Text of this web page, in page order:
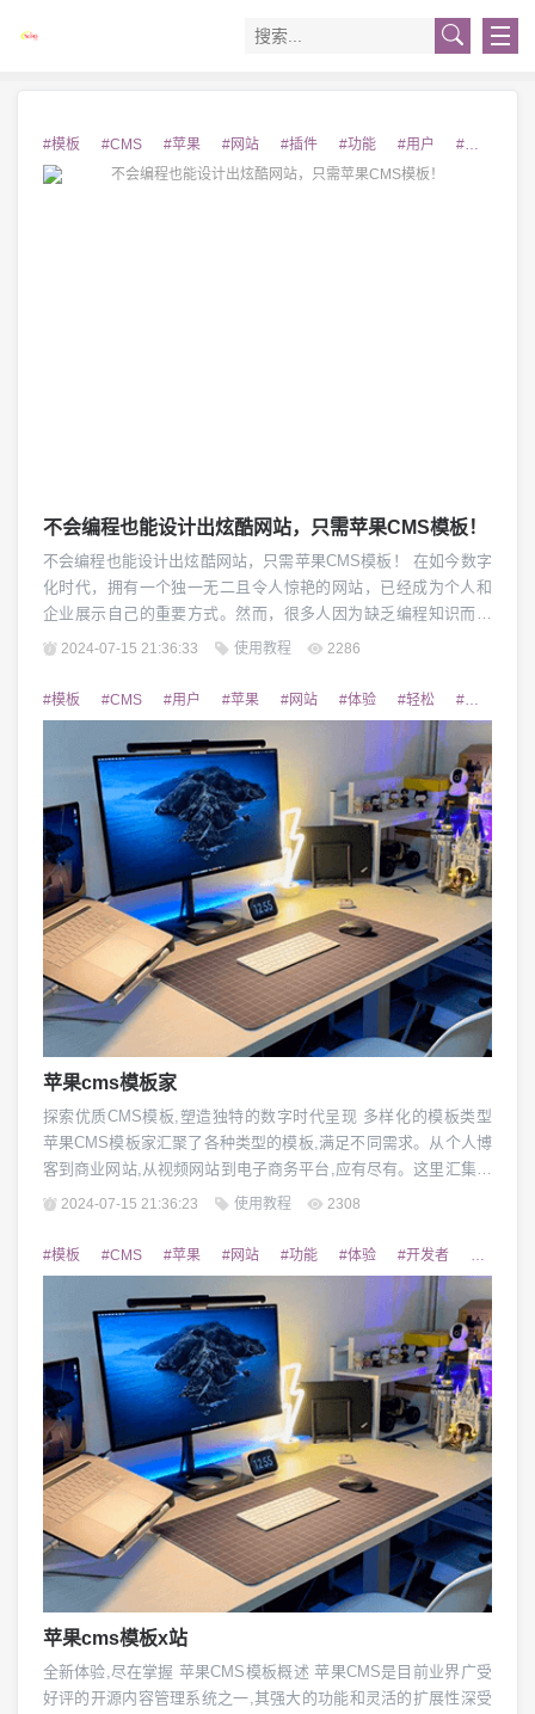
#模板 #CMS #苹果 #网站 #插件 #功能 #用户 #设计
不会编程也能设计出炫酷网站，只需苹果CMS模板！
不会编程也能设计出炫酷网站，只需苹果CMS模板！ 在如今数字
化时代，拥有一个独一无二且令人惊艳的网站，已经成为个人和
企业展示自己的重要方式。然而，很多人因为缺乏编程知识而无
法实现这一目标。好消息是，现在有了苹果CMS模板，不会编程
果CMS模板是一种专业的网站建设工具，它提供了丰富的模块和
模板，方便用户快速搭建个性化的...
2024-07-15 21:36:33 使用教程 2286
#模板 #CMS #用户 #苹果 #网站 #体验 #轻松 #优质
苹果cms模板家
探索优质CMS模板,塑造独特的数字时代呈现 多样化的模板类型
苹果CMS模板家汇聚了各种类型的模板,满足不同需求。从个人博
客到商业网站,从视频网站到电子商务平台,应有尽有。这里汇集了
专业设计师倾心打造的优质作品,为用户提供一站式选择。无论是
想的模板。 卓越的视觉设计 苹果CMS模板家的模板设计秉承着专
业与美感的理念。每一款...
2024-07-15 21:36:23 使用教程 2308
#模板 #CMS #苹果 #网站 #功能 #体验 #开发者 #开源
苹果cms模板x站
全新体验,尽在掌握 苹果CMS模板概述 苹果CMS是目前业界广受
好评的开源内容管理系统之一,其强大的功能和灵活的扩展性深受